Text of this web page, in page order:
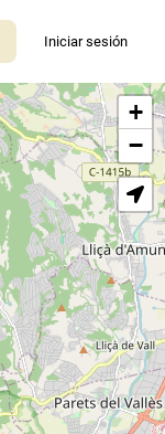
Iniciar sesión
+
−